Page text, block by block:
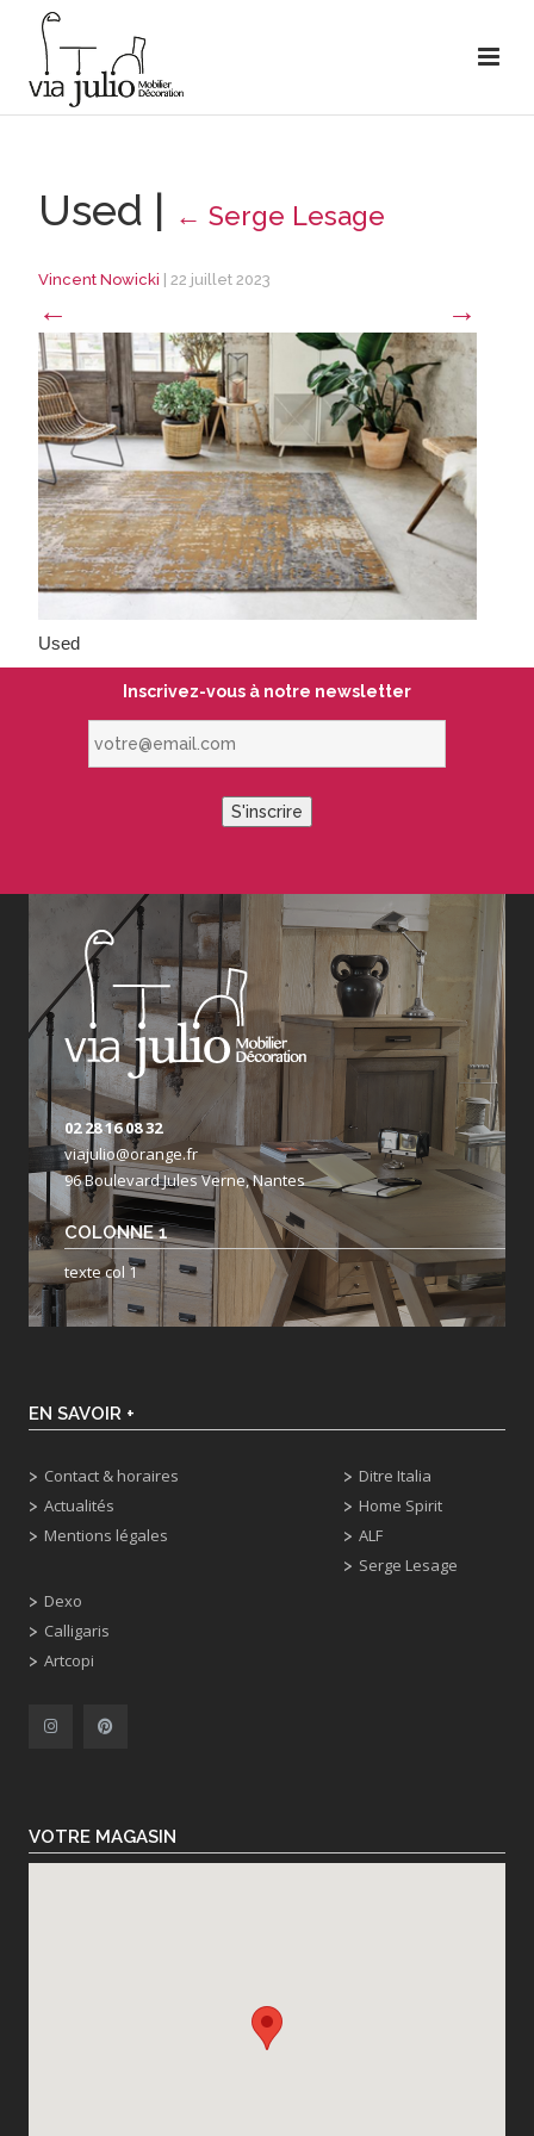
Used | ← Serge Lesage
Vincent Nowicki 22 juillet 2023
← →
Used
Inscrivez-vous à notre newsletter
S'inscrire
02 28 16 08 32
viajulio@orange.fr
96 Boulevard Jules Verne, Nantes
COLONNE 1
texte col 1
EN SAVOIR +
Contact & horaires
Actualités
Mentions légales
Dexo
Calligaris
Artcopi
Ditre Italia
Home Spirit
ALF
Serge Lesage
VOTRE MAGASIN